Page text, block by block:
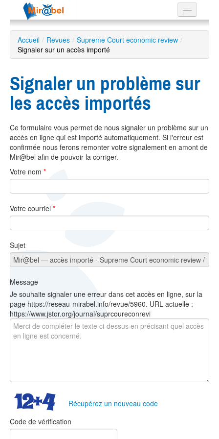
Le réseau
Soutien
avancée
EN
ES
?
Accueil / Revues / Supreme Court economic review /
Signaler sur un accès importé
Signaler un problème sur
les accès importés
Ce formulaire vous permet de nous signaler un problème sur un
accès en ligne qui est importé automatiquement. Si l'erreur est
confirmée nous ferons remonter votre signalement en amont de
Mir@bel afin de pouvoir la corriger.
Votre nom *
Votre courriel *
Sujet
Message
Je souhaite signaler une erreur dans cet accès en ligne, sur la
page https://reseau-mirabel.info/revue/5960. URL actuelle :
https://www.jstor.org/journal/suprcoureconrevi
Récupérez un nouveau code
Code de vérification